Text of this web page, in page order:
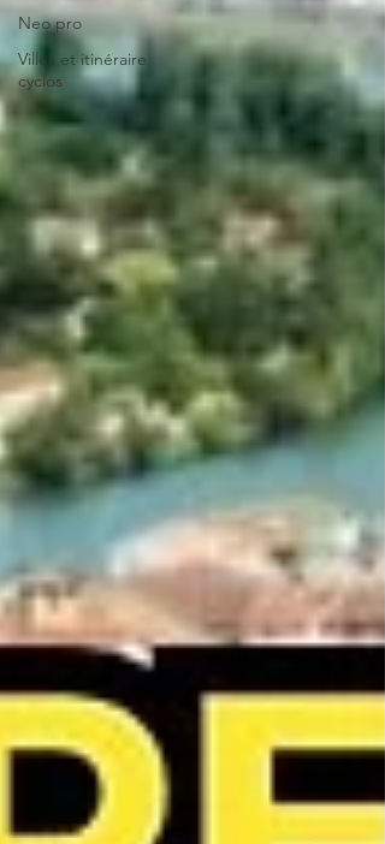
Neo pro
Villes et itinéraire
cyclos